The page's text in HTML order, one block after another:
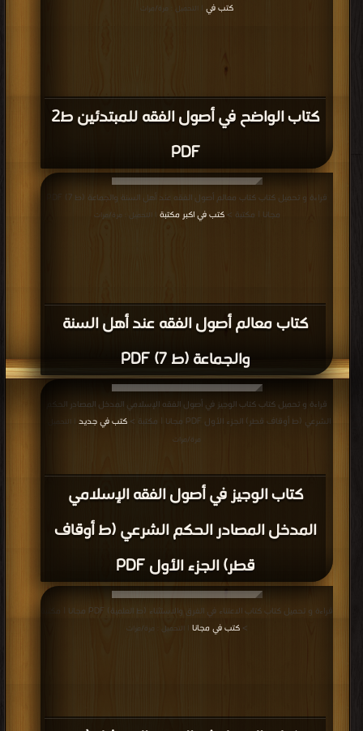
كتاب الواضح في أصول الفقه للمبتدئين ط2
PDF
كتب في
| التحميل : مرة/مرات
كتاب معالم أصول الفقه عند أهل السنة
والجماعة (ط 7) PDF
مجانا | مكتبة >كتب في اكبر مكتبة | التحميل : مرة/مرات
كتاب الوجيز في أصول الفقه الإسلامي
المدخل المصادر الحكم الشرعي (ط أوقاف
قطر) الجزء الأول PDF
قراءة و تحميل كتاب كتاب الوجيز في أصول الفقه الإسلامي المدخل المصادر الحكم
الشرعي (ط أوقاف قطر) الجزء الأول PDF مجانا | مكتبة >
كتب في جديد | التحميل :
مرة/مرات
قراءة و تحميل كتاب كتاب الاعتناء في الفرق والاستثناء (ط العلمية) PDF مجانا | مكتبة
>كتب في مجانا | التحميل : مرة/مرات